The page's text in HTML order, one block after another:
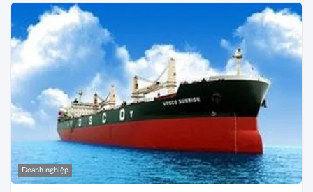
Doanh nghiệp